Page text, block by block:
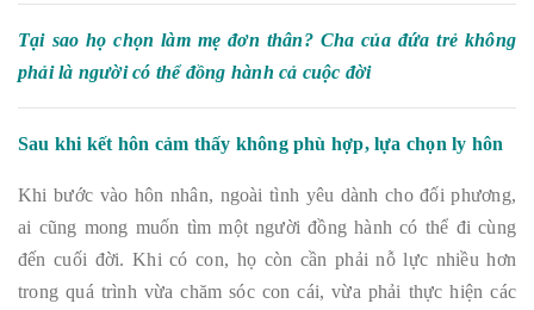
Tại sao họ chọn làm mẹ đơn thân? Cha của đứa trẻ không
phải là người có thể đồng hành cả cuộc đời
Sau khi kết hôn cảm thấy không phù hợp, lựa chọn ly hôn
Khi bước vào hôn nhân, ngoài tình yêu dành cho đối phương,
ai cũng mong muốn tìm một người đồng hành có thể đi cùng
đến cuối đời. Khi có con, họ còn cần phải nỗ lực nhiều hơn
trong quá trình vừa chăm sóc con cái, vừa phải thực hiện các